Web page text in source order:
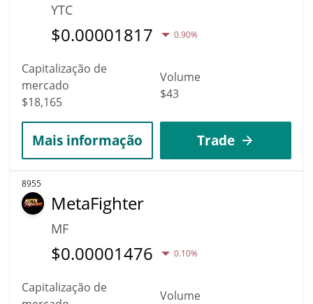
YTC
$0.00001817 0.90%
Capitalização de
mercado
$18,165
Volume
$43
Mais informação Trade
8955
MetaFighter
MF
$0.00001476 0.10%
Capitalização de
Volume